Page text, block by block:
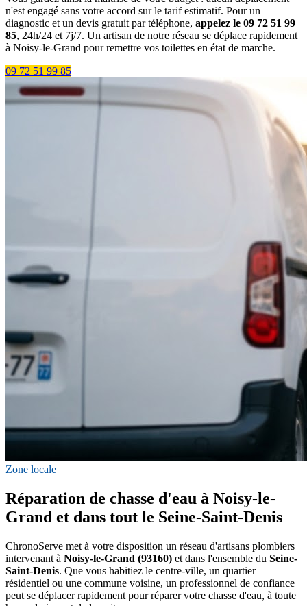
n'est engagé sans votre accord sur le tarif estimatif. Pour un
diagnostic et un devis gratuit par téléphone, appelez le 09 72 51 99
85, 24h/24 et 7j/7. Un artisan de notre réseau se déplace rapidement
à Noisy-le-Grand pour remettre vos toilettes en état de marche.
09 72 51 99 85
Zone locale
Réparation de chasse d'eau à Noisy-le-
Grand et dans tout le Seine-Saint-Denis
ChronoServe met à votre disposition un réseau d'artisans plombiers
intervenant à Noisy-le-Grand (93160) et dans l'ensemble du Seine-
Saint-Denis. Que vous habitiez le centre-ville, un quartier
résidentiel ou une commune voisine, un professionnel de confiance
peut se déplacer rapidement pour réparer votre chasse d'eau, à toute